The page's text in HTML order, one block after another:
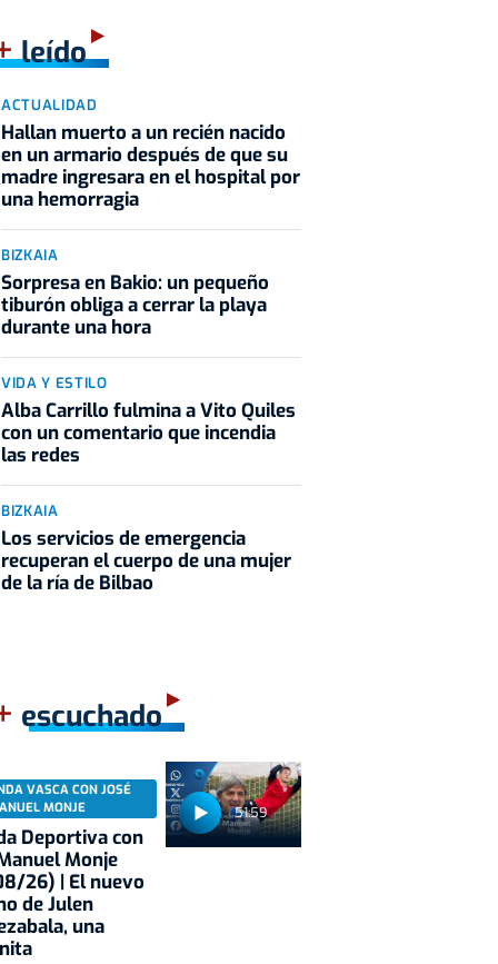
leído
ACTUALIDAD
Hallan muerto a un recién nacido
en un armario después de que su
madre ingresara en el hospital por
una hemorragia
BIZKAIA
Sorpresa en Bakio: un pequeño
tiburón obliga a cerrar la playa
durante una hora
VIDA Y ESTILO
Alba Carrillo fulmina a Vito Quiles
con un comentario que incendia
las redes
BIZKAIA
Los servicios de emergencia
recuperan el cuerpo de una mujer
de la ría de Bilbao
escuchado
51:59
VASCA CON JOSÉ
MONJE
Deportiva con
Monje
26) | El nuevo
de Julen
una